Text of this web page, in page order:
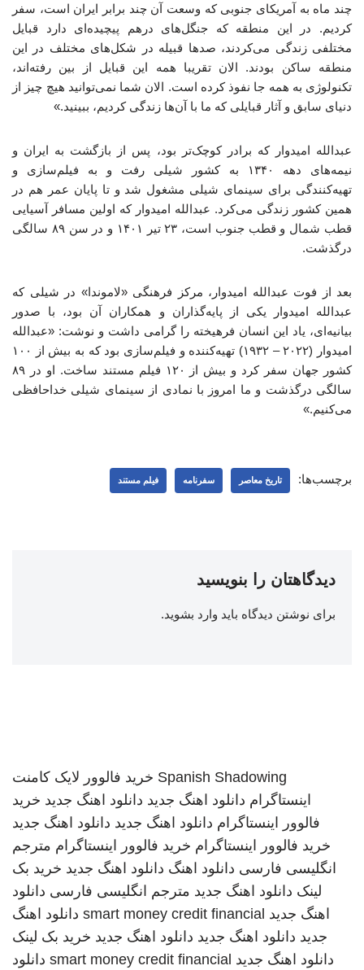
چند ماه به آمریکای جنوبی که وسعت آن چند برابر ایران است، سفر
کردیم. در این منطقه که جنگل‌های درهم پیچیده‌ای دارد قبایل
مختلفی زندگی می‌کردند، صدها قبیله در شکل‌های مختلف در این
منطقه ساکن بودند. الان تقریبا همه‌ این قبایل از بین رفته‌اند،
تکنولوژی به همه جا نفوذ کرده است. الان شما نمی‌توانید هیچ‌ چیز از
دنیای سابق و آثار قبایلی که ما با آن‌ها زندگی کردیم، ببینید.»
عبدالله امیدوار که برادر کوچک‌تر بود، پس از بازگشت به ایران و
نیمه‌های دهه ۱۳۴۰ به کشور شیلی رفت و به فیلم‌سازی و
تهیه‌کنندگی برای سینمای شیلی مشغول شد و تا پایان عمر هم در
همین کشور زندگی می‌کرد. عبدالله امیدوار که اولین مسافر آسیایی
قطب شمال و قطب جنوب است، ۲۳ تیر ۱۴۰۱ و در سن ۸۹ سالگی
درگذشت.
بعد از فوت عبدالله امیدوار، مرکز فرهنگی «لاموندا» در شیلی که
عبدالله امیدوار یکی از پایه‌گذاران و همکاران آن بود، با صدور
بیانیه‌ای، یاد این انسان فرهیخته را گرامی داشت و نوشت: «عبدالله
امیدوار (۲۰۲۲ – ۱۹۳۲) تهیه‌کننده و فیلم‌سازی بود که به بیش از ۱۰۰
کشور جهان سفر کرد و بیش از ۱۲۰ فیلم مستند ساخت. او در ۸۹
سالگی درگذشت و ما امروز با نمادی از سینمای شیلی خداحافظی
می‌کنیم.»
برچسب‌ها: تاریخ معاصر سفرنامه فیلم مستند
دیدگاهتان را بنویسید
برای نوشتن دیدگاه باید وارد بشوید.
Spanish Shadowing خرید فالوور لایک کامنت
اینستاگرام دانلود اهنگ جدید دانلود اهنگ جدید خرید
فالوور اینستاگرام دانلود اهنگ جدید دانلود اهنگ جدید
خرید فالوور اینستاگرام خرید فالوور اینستاگرام مترجم
انگلیسی فارسی دانلود اهنگ دانلود اهنگ جدید خرید بک
لینک دانلود اهنگ جدید مترجم انگلیسی فارسی دانلود
اهنگ جدید smart money credit financial دانلود اهنگ
جدید دانلود اهنگ جدید دانلود اهنگ جدید خرید بک لینک
دانلود اهنگ جدید smart money credit financial دانلود